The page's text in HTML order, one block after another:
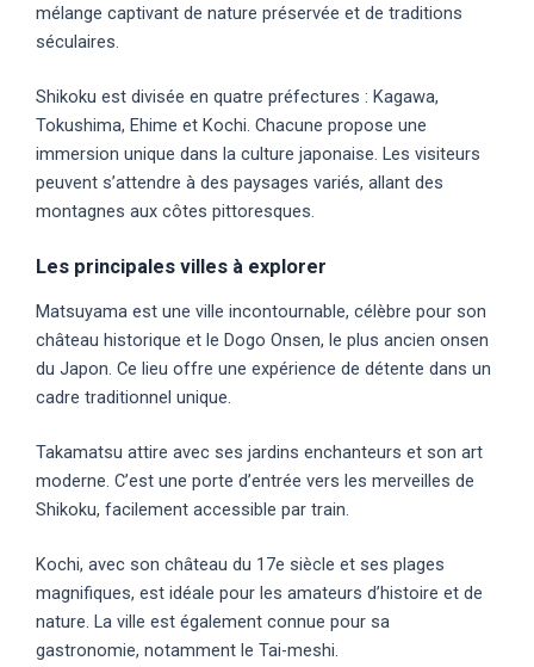
mélange captivant de nature préservée et de traditions
séculaires.
Shikoku est divisée en quatre préfectures : Kagawa,
Tokushima, Ehime et Kochi. Chacune propose une
immersion unique dans la culture japonaise. Les visiteurs
peuvent s’attendre à des paysages variés, allant des
montagnes aux côtes pittoresques.
Les principales villes à explorer
Matsuyama est une ville incontournable, célèbre pour son
château historique et le Dogo Onsen, le plus ancien onsen
du Japon. Ce lieu offre une expérience de détente dans un
cadre traditionnel unique.
Takamatsu attire avec ses jardins enchanteurs et son art
moderne. C’est une porte d’entrée vers les merveilles de
Shikoku, facilement accessible par train.
Kochi, avec son château du 17e siècle et ses plages
magnifiques, est idéale pour les amateurs d’histoire et de
nature. La ville est également connue pour sa
gastronomie, notamment le Tai-meshi.